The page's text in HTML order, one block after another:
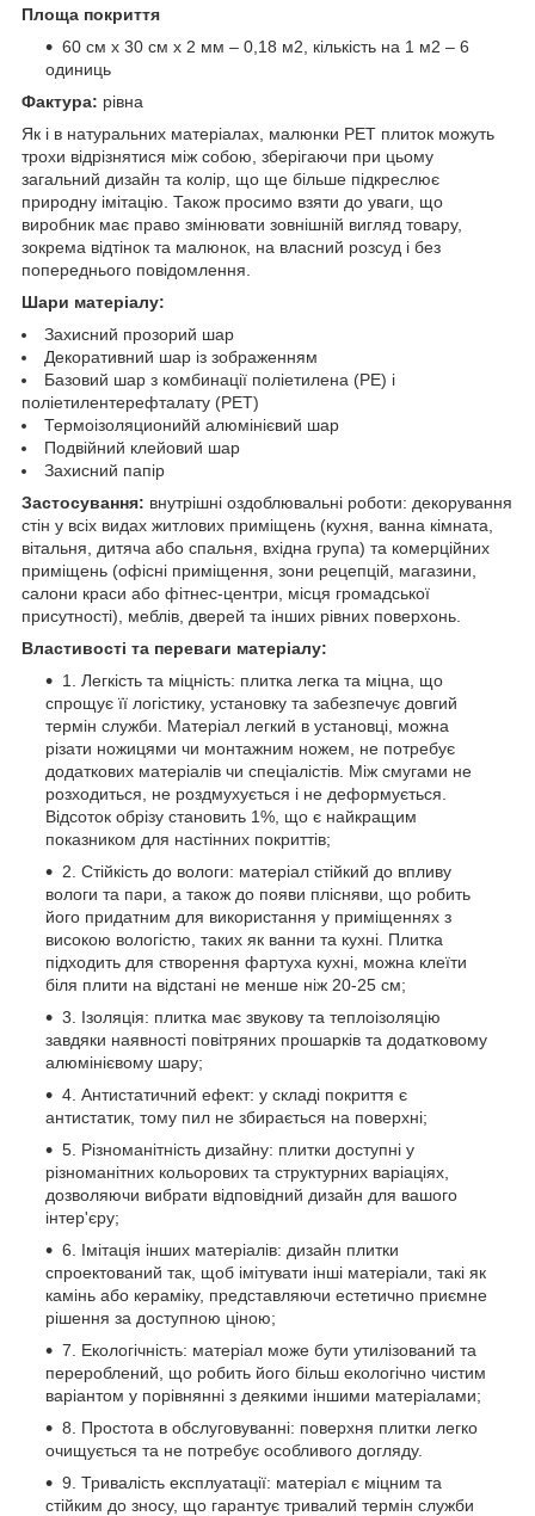
Площа покриття
60 см х 30 см х 2 мм – 0,18 м2, кількість на 1 м2 – 6
одиниць
Фактура: рівна
Як і в натуральних матеріалах, малюнки РЕТ плиток можуть
трохи відрізнятися між собою, зберігаючи при цьому
загальний дизайн та колір, що ще більше підкреслює
природну імітацію. Також просимо взяти до уваги, що
виробник має право змінювати зовнішній вигляд товару,
зокрема відтінок та малюнок, на власний розсуд і без
попереднього повідомлення.
Шари матеріалу:
Захисний прозорий шар
Декоративний шар із зображенням
Базовий шар з комбинації поліетилена (PE) і
поліетилентерефталату (PET)
Термоізоляционийй алюмінієвий шар
Подвійний клейовий шар
Захисний папір
Застосування: внутрішні оздоблювальні роботи: декорування
стін у всіх видах житлових приміщень (кухня, ванна кімната,
вітальня, дитяча або спальня, вхідна група) та комерційних
приміщень (офісні приміщення, зони рецепцій, магазини,
салони краси або фітнес-центри, місця громадської
присутності), меблів, дверей та інших рівних поверхонь.
Властивості та переваги матеріалу:
1. Легкість та міцність: плитка легка та міцна, що
спрощує її логістику, установку та забезпечує довгий
термін служби. Матеріал легкий в установці, можна
різати ножицями чи монтажним ножем, не потребує
додаткових матеріалів чи спеціалістів. Між смугами не
розходиться, не роздмухується і не деформується.
Відсоток обрізу становить 1%, що є найкращим
показником для настінних покриттів;
2. Стійкість до вологи: матеріал стійкий до впливу
вологи та пари, а також до появи плісняви, що робить
його придатним для використання у приміщеннях з
високою вологістю, таких як ванни та кухні. Плитка
підходить для створення фартуха кухні, можна клеїти
біля плити на відстані не менше ніж 20-25 см;
3. Ізоляція: плитка має звукову та теплоізоляцію
завдяки наявності повітряних прошарків та додатковому
алюмінієвому шару;
4. Антистатичний ефект: у складі покриття є
антистатик, тому пил не збирається на поверхні;
5. Різноманітність дизайну: плитки доступні у
різноманітних кольорових та структурних варіаціях,
дозволяючи вибрати відповідний дизайн для вашого
інтер'єру;
6. Імітація інших матеріалів: дизайн плитки
спроектований так, щоб імітувати інші матеріали, такі як
камінь або кераміку, представляючи естетично приємне
рішення за доступною ціною;
7. Екологічність: матеріал може бути утилізований та
перероблений, що робить його більш екологічно чистим
варіантом у порівнянні з деякими іншими матеріалами;
8. Простота в обслуговуванні: поверхня плитки легко
очищується та не потребує особливого догляду.
9. Тривалість експлуатації: матеріал є міцним та
стійким до зносу, що гарантує тривалий термін служби